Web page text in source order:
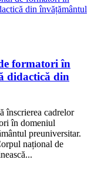
din învățământul
formatori în
didactică din
înscrierea cadrelor
în domeniul
preuniversitar.
național de